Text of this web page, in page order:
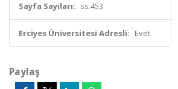
Sayfa Sayıları: ss.453
Erciyes Üniversitesi Adresli: Evet
Paylaş